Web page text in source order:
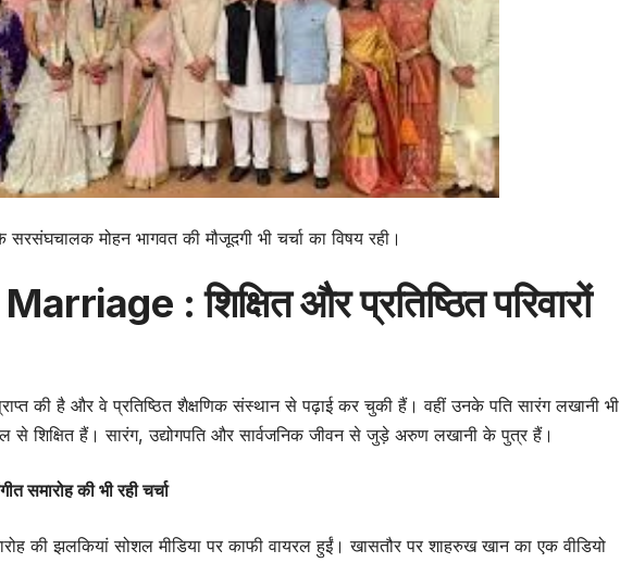
मोहन भागवत की मौजूदगी भी चर्चा का विषय रही।
: शिक्षित और प्रतिष्ठित परिवारों
की है और वे प्रतिष्ठित शैक्षणिक संस्थान से पढ़ाई कर चुकी हैं। वहीं उनके पति सारंग लखानी भी
से शिक्षित हैं। सारंग, उद्योगपति और सार्वजनिक जीवन से जुड़े अरुण लखानी के पुत्र हैं।
की भी रही चर्चा
की झलकियां सोशल मीडिया पर काफी वायरल हुईं। खासतौर पर शाहरुख खान का एक वीडियो